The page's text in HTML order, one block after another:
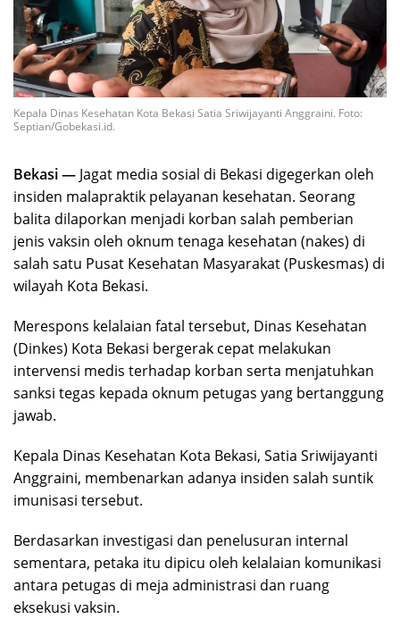
Kepala Dinas Kesehatan Kota Bekasi Satia Sriwijayanti Anggraini. Foto:
Septian/Gobekasi.id.
Bekasi — Jagat media sosial di Bekasi digegerkan oleh
insiden malapraktik pelayanan kesehatan. Seorang
balita dilaporkan menjadi korban salah pemberian
jenis vaksin oleh oknum tenaga kesehatan (nakes) di
salah satu Pusat Kesehatan Masyarakat (Puskesmas) di
wilayah Kota Bekasi.
Merespons kelalaian fatal tersebut, Dinas Kesehatan
(Dinkes) Kota Bekasi bergerak cepat melakukan
intervensi medis terhadap korban serta menjatuhkan
sanksi tegas kepada oknum petugas yang bertanggung
jawab.
Kepala Dinas Kesehatan Kota Bekasi, Satia Sriwijayanti
Anggraini, membenarkan adanya insiden salah suntik
imunisasi tersebut.
Berdasarkan investigasi dan penelusuran internal
sementara, petaka itu dipicu oleh kelalaian komunikasi
antara petugas di meja administrasi dan ruang
eksekusi vaksin.